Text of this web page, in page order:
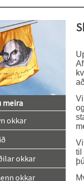
meira
okkar
okkar
okkar
til